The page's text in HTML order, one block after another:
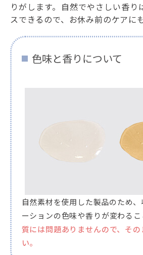
りがします。自然でやさしい香り
スできるので、お休み前のケアに
色味と香りについて
自然素材を使用した製品のため
ーションの色味や香りが変わるこ
質には問題ありませんので、そ
い。